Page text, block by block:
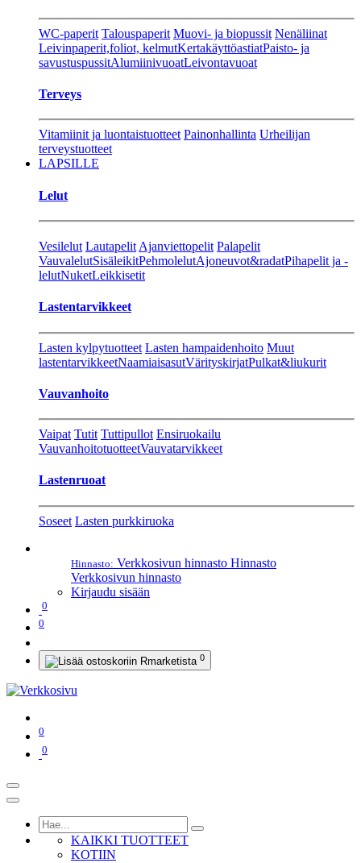
WC-paperit Talouspaperit Muovi- ja biopussit Nenäliinat
Leivinpaperit,foliot, kelmutKertakäyttöastiatPaisto- ja
savustuspussitAlumiinivuoatLeivontavuoat
Terveys
Vitamiinit ja luontaistuotteet Painonhallinta Urheilijan
terveystuotteet
LAPSILLE
Lelut
Vesilelut Lautapelit Ajanviettopelit Palapelit
VauvalelutSisäleikitPehmolelutAjoneuvot&radatPihapelit ja -
lelutNuketLeikkisetit
Lastentarvikkeet
Lasten kylpytuotteet Lasten hampaidenhoito Muut
lastentarvikkeetNaamiaisasutVärityskirjatPulkat&liukurit
Vauvanhoito
Vaipat Tutit Tuttipullot Ensiruokailu
VauvanhoitotuotteetVauvatarvikkeet
Lastenruoat
Soseet Lasten purkkiruoka
Hinnasto: Verkkosivun hinnasto Hinnasto
Verkkosivun hinnasto
Kirjaudu sisään
0
0
0
0
0
KAIKKI TUOTTEET
KOTIIN